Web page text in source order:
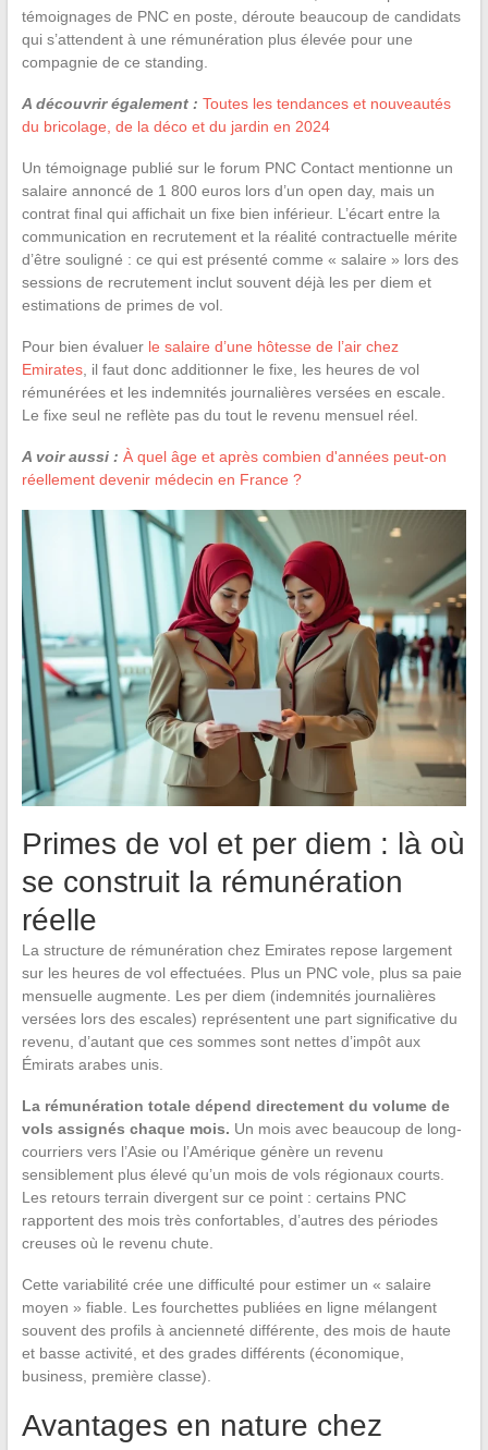
témoignages de PNC en poste, déroute beaucoup de candidats
qui s’attendent à une rémunération plus élevée pour une
compagnie de ce standing.
A découvrir également : Toutes les tendances et nouveautés
du bricolage, de la déco et du jardin en 2024
Un témoignage publié sur le forum PNC Contact mentionne un
salaire annoncé de 1 800 euros lors d’un open day, mais un
contrat final qui affichait un fixe bien inférieur. L’écart entre la
communication en recrutement et la réalité contractuelle mérite
d’être souligné : ce qui est présenté comme « salaire » lors des
sessions de recrutement inclut souvent déjà les per diem et
estimations de primes de vol.
Pour bien évaluer le salaire d’une hôtesse de l’air chez
Emirates, il faut donc additionner le fixe, les heures de vol
rémunérées et les indemnités journalières versées en escale.
Le fixe seul ne reflète pas du tout le revenu mensuel réel.
A voir aussi : À quel âge et après combien d'années peut-on
réellement devenir médecin en France ?
Primes de vol et per diem : là où
se construit la rémunération
réelle
La structure de rémunération chez Emirates repose largement
sur les heures de vol effectuées. Plus un PNC vole, plus sa paie
mensuelle augmente. Les per diem (indemnités journalières
versées lors des escales) représentent une part significative du
revenu, d’autant que ces sommes sont nettes d’impôt aux
Émirats arabes unis.
La rémunération totale dépend directement du volume de
vols assignés chaque mois. Un mois avec beaucoup de long-
courriers vers l’Asie ou l’Amérique génère un revenu
sensiblement plus élevé qu’un mois de vols régionaux courts.
Les retours terrain divergent sur ce point : certains PNC
rapportent des mois très confortables, d’autres des périodes
creuses où le revenu chute.
Cette variabilité crée une difficulté pour estimer un « salaire
moyen » fiable. Les fourchettes publiées en ligne mélangent
souvent des profils à ancienneté différente, des mois de haute
et basse activité, et des grades différents (économique,
business, première classe).
Avantages en nature chez